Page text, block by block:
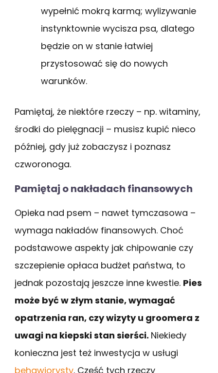
wypełnić mokrą karmą; wylizywanie
instynktownie wycisza psa, dlatego
będzie on w stanie łatwiej
przystosować się do nowych
warunków.
Pamiętaj, że niektóre rzeczy – np. witaminy,
środki do pielęgnacji – musisz kupić nieco
później, gdy już zobaczysz i poznasz
czworonoga.
Pamiętaj o nakładach finansowych
Opieka nad psem – nawet tymczasowa –
wymaga nakładów finansowych. Choć
podstawowe aspekty jak chipowanie czy
szczepienie opłaca budżet państwa, to
jednak pozostają jeszcze inne kwestie. Pies
może być w złym stanie, wymagać
opatrzenia ran, czy wizyty u groomera z
uwagi na kiepski stan sierści. Niekiedy
konieczna jest też inwestycja w usługi
behawiorysty. Część tych rzeczy